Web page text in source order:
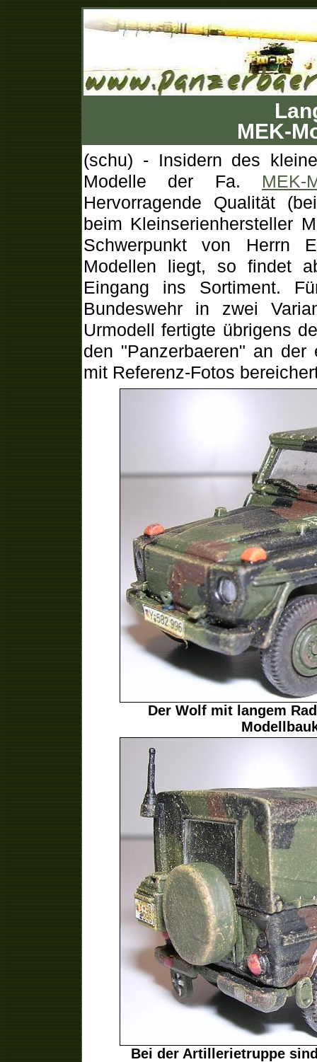
MEK-
(schu) - Insidern des
Modelle der Fa. MEK-
Hervorragende Qualität
beim Kleinserienhersteller
Schwerpunkt von Herrn
Modellen liegt, so findet
Eingang ins Sortiment.
Bundeswehr in zwei
Urmodell fertigte übrigens
den "Panzerbaeren" an
mit Referenz-Fotos
Der Wolf mit langem
Bei der Artillerietruppe